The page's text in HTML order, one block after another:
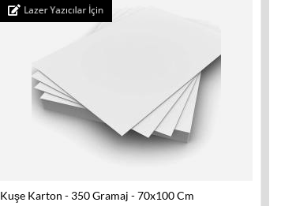
Lazer Yazıcılar İçin
Kuşe Karton - 350 Gramaj - 70x100 Cm